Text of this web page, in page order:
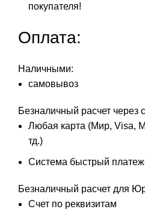
покупателя!
Оплата:
Наличными:
самовывоз
Безналичный расчет через
Любая карта (Мир, Visa,
тд.)
Система быстрый
Безналичный расчет для
Счет по реквизитам